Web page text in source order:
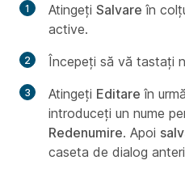
Atingeți Salvare în
active.
Începeți să vă tastați
Atingeți Editare în
introduceți un nume
Redenumire. Apoi
caseta de dialog